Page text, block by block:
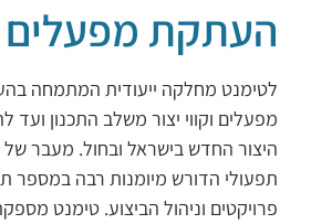
העתקת מפעלים
לטימנט מחלקה ייעודית המתמחה
מפעלים וקווי יצור משלב התכנון
היצור החדש בישראל ובחול. מעבר
תפעולי הדורש מיומנות רבה במספר
פרויקטים וניהול הביצוע. טימנט